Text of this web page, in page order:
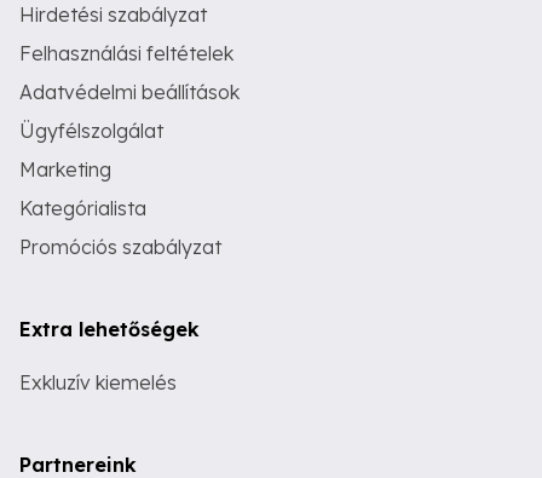
Hirdetési szabályzat
Felhasználási feltételek
Adatvédelmi beállítások
Ügyfélszolgálat
Marketing
Kategórialista
Promóciós szabályzat
Extra lehetőségek
Exkluzív kiemelés
Partnereink